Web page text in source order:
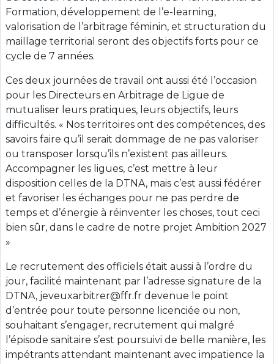
Formation, développement de l’e-learning,
valorisation de l’arbitrage féminin, et structuration du
maillage territorial seront des objectifs forts pour ce
cycle de 7 années.
Ces deux journées de travail ont aussi été l’occasion
pour les Directeurs en Arbitrage de Ligue de
mutualiser leurs pratiques, leurs objectifs, leurs
difficultés. « Nos territoires ont des compétences, des
savoirs faire qu’il serait dommage de ne pas valoriser
ou transposer lorsqu’ils n’existent pas ailleurs.
Accompagner les ligues, c’est mettre à leur
disposition celles de la DTNA, mais c’est aussi fédérer
et favoriser les échanges pour ne pas perdre de
temps et d’énergie à réinventer les choses, tout ceci
bien sûr, dans le cadre de notre projet Ambition 2027
»
Le recrutement des officiels était aussi à l’ordre du
jour, facilité maintenant par l’adresse signature de la
DTNA, jeveuxarbitrer@ffr.fr devenue le point
d’entrée pour toute personne licenciée ou non,
souhaitant s’engager, recrutement qui malgré
l’épisode sanitaire s’est poursuivi de belle manière, les
impétrants attendant maintenant avec impatience la